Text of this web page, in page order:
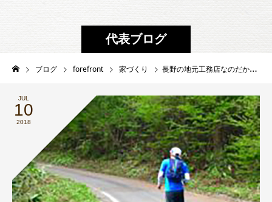
代表ブログ
ブログ forefront 家づくり 長野の地元工務店なのだから 紹介受注率２５％ は当たり前なのか？
JUL
10
2018